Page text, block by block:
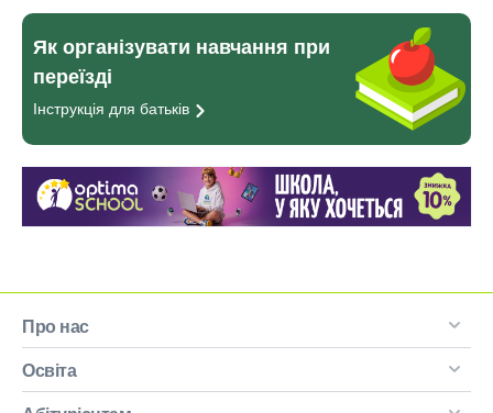
Як організувати навчання при
переїзді
Інструкція для батьків
Про нас
Освіта